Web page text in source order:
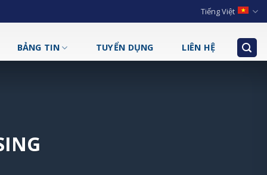
Tiếng Việt
BẢNG TIN TUYỂN DỤNG LIÊN HỆ